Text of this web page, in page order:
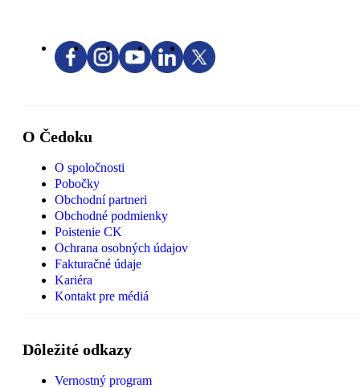
O Čedoku
O spoločnosti
Pobočky
Obchodní partneri
Obchodné podmienky
Poistenie CK
Ochrana osobných údajov
Fakturačné údaje
Kariéra
Kontakt pre médiá
Dôležité odkazy
Vernostný program